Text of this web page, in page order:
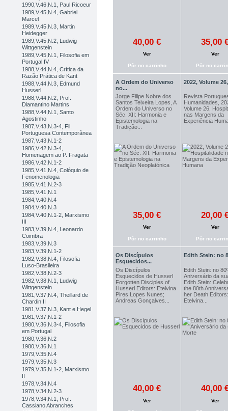
1990,V.46,N.1, Paul Ricoeur
1989,V.45,N.4, Gabriel
Marcel
1989,V.45,N.3, Martin
Heidegger
1989,V.45,N.2, Ludwig
Wittgenstein
1989,V.45,N.1, Filosofia em
Portugal IV
1988,V.44,N.4, Crítica da
Razão Prática de Kant
1988,V.44,N.3, Edmund
Husserl
1988,V.44,N.2, Prof.
Diamantino Martins
1988,V.44,N.1, Santo
Agostinho
1987,V.43,N.3-4, Fil.
Portuguesa Contemporânea
1987,V.43,N.1-2
1986,V.42,N.3-4,
Homenagem ao P. Fragata
1986,V.42,N.1-2
1985,V.41,N.4, Colóquio de
Fenomenologia
1985,V.41,N.2-3
1985,V.41,N.1
1984,V.40,N.4
1984,V.40,N.3
1984,V.40,N.1-2, Marxismo
III
1983,V.39,N.4, Leonardo
Coimbra
1983,V.39,N.3
1983,V.39,N.1-2
1982,V.38,N.4, Filosofia
Luso-Brasileira
1982,V.38,N.2-3
1982,V.38,N.1, Ludwig
Wittgenstein
1981,V.37,N.4, Theillard de
Chardin II
1981,V.37,N.3, Kant e Hegel
1981,V.37,N.1-2
1980,V.36,N.3-4, Filosofia
em Portugal
1980,V.36,N.2
1980,V.36,N.1
1979,V.35,N.4
1979,V.35,N.3
1979,V.35,N.1-2, Marxismo
II
1978,V.34,N.4
1978,V.34,N.2-3
1978,V.34,N.1, Prof.
Cassiano Abranches
40,00 €
Ver
Pôr no carrinho
35,00
Ver
Pôr no
A Ordem do Universo
no...
Jorge Filipe Nobre dos
Santos Teixeira Lopes, A
Ordem do Universo no
Séc. XII: Harmonia e
Epistemologia na
Tradição...
35,00 €
Ver
Pôr no carrinho
2022, Volume
Revista
Humanidades,
Volume 26,
nas Margens da
Experiência
20,00
Ver
Pôr no
Os Discípulos
Esquecidos...
Os Discípulos
Esquecidos de Husserl
Forgotten Disciples of
Husserl Editors: Etelvina
Pires Lopes Nunes;
Andreas Gonçalves...
40,00 €
Ver
Edith Stein: no
Edith Stein: no 80º
Aniversário da
Edith Stein:
the 80th
her Death Editors:
Etelvina...
40,00
Ver